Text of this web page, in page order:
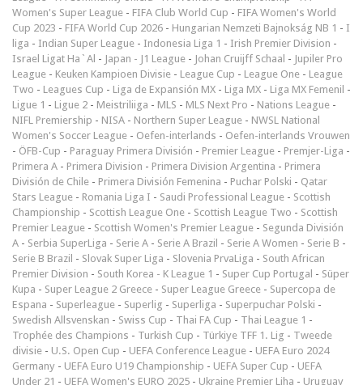
Women's Super League - FIFA Club World Cup - FIFA Women's World
Cup 2023 - FIFA World Cup 2026 - Hungarian Nemzeti Bajnokság NB 1 - I
liga - Indian Super League - Indonesia Liga 1 - Irish Premier Division -
Israel Ligat Ha`Al - Japan - J1 League - Johan Cruijff Schaal - Jupiler Pro
League - Keuken Kampioen Divisie - League Cup - League One - League
Two - Leagues Cup - Liga de Expansión MX - Liga MX - Liga MX Femenil -
Ligue 1 - Ligue 2 - Meistriliiga - MLS - MLS Next Pro - Nations League -
NIFL Premiership - NISA - Northern Super League - NWSL National
Women's Soccer League - Oefen-interlands - Oefen-interlands Vrouwen
- ÖFB-Cup - Paraguay Primera División - Premier League - Premjer-Liga -
Primera A - Primera Division - Primera Division Argentina - Primera
División de Chile - Primera División Femenina - Puchar Polski - Qatar
Stars League - Romania Liga I - Saudi Professional League - Scottish
Championship - Scottish League One - Scottish League Two - Scottish
Premier League - Scottish Women's Premier League - Segunda División
A - Serbia SuperLiga - Serie A - Serie A Brazil - Serie A Women - Serie B -
Serie B Brazil - Slovak Super Liga - Slovenia PrvaLiga - South African
Premier Division - South Korea - K League 1 - Super Cup Portugal - Süper
Kupa - Super League 2 Greece - Super League Greece - Supercopa de
Espana - Superleague - Superlig - Superliga - Superpuchar Polski -
Swedish Allsvenskan - Swiss Cup - Thai FA Cup - Thai League 1 -
Trophée des Champions - Turkish Cup - Türkiye TFF 1. Lig - Tweede
divisie - U.S. Open Cup - UEFA Conference League - UEFA Euro 2024
Germany - UEFA Euro U19 Championship - UEFA Super Cup - UEFA
Under 21 - UEFA Women's EURO 2025 - Ukraine Premjer Liha - Uruguay